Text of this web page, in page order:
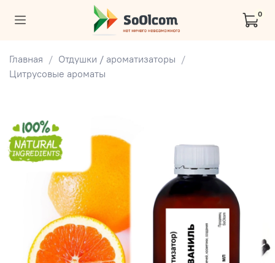
0
Главная
Отдушки / ароматизаторы
Цитрусовые ароматы